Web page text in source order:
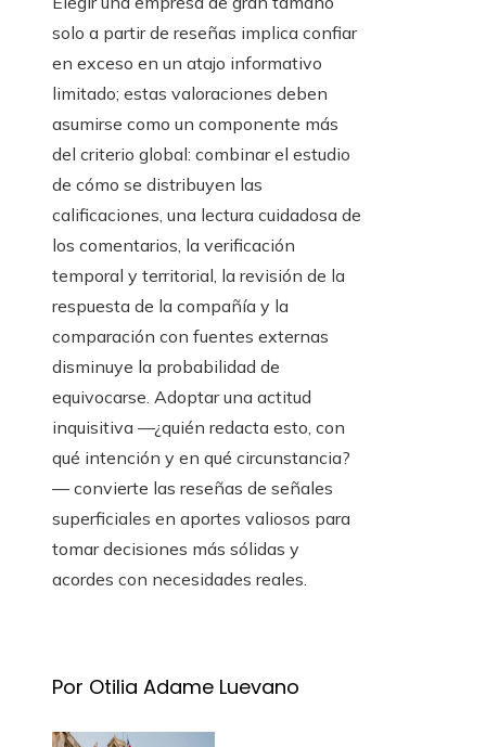
solo a partir de reseñas implica confiar
en exceso en un atajo informativo
limitado; estas valoraciones deben
asumirse como un componente más
del criterio global: combinar el estudio
de cómo se distribuyen las
calificaciones, una lectura cuidadosa de
los comentarios, la verificación
temporal y territorial, la revisión de la
respuesta de la compañía y la
comparación con fuentes externas
disminuye la probabilidad de
equivocarse. Adoptar una actitud
inquisitiva —¿quién redacta esto, con
qué intención y en qué circunstancia?
— convierte las reseñas de señales
superficiales en aportes valiosos para
tomar decisiones más sólidas y
acordes con necesidades reales.
Por Otilia Adame Luevano